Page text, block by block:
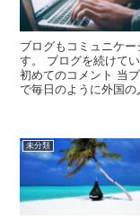
ブログもコミュニケ
す。 ブログを続けて
初めてのコメント 当
で毎日のように外国
未分類